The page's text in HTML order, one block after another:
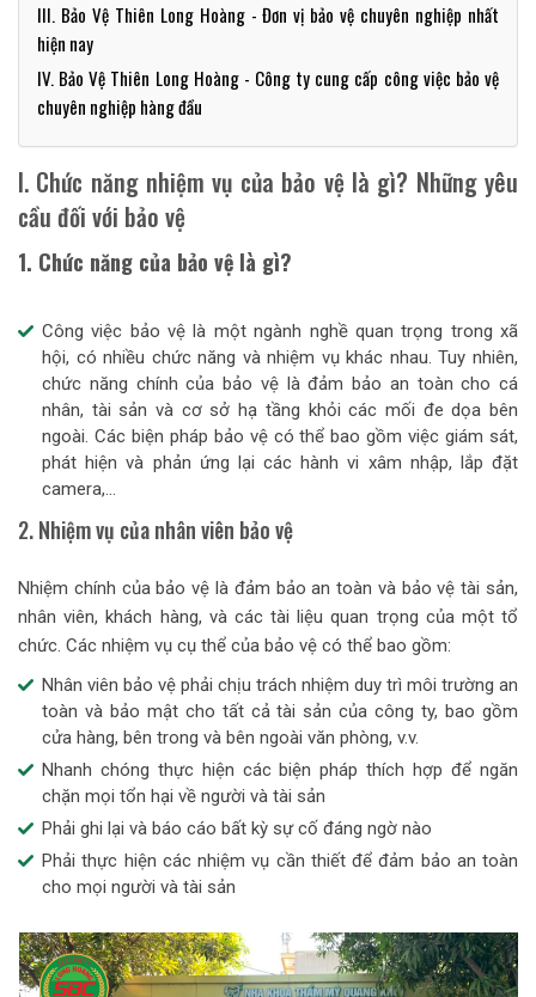
III. Bảo Vệ Thiên Long Hoàng - Đơn vị bảo vệ chuyên nghiệp nhất
hiện nay
IV. Bảo Vệ Thiên Long Hoàng - Công ty cung cấp công việc bảo vệ
chuyên nghiệp hàng đầu
I. Chức năng nhiệm vụ của bảo vệ là gì? Những yêu
cầu đối với bảo vệ
1. Chức năng của bảo vệ là gì?
Công việc bảo vệ là một ngành nghề quan trọng trong xã
hội, có nhiều chức năng và nhiệm vụ khác nhau. Tuy nhiên,
chức năng chính của bảo vệ là đảm bảo an toàn cho cá
nhân, tài sản và cơ sở hạ tầng khỏi các mối đe dọa bên
ngoài. Các biện pháp bảo vệ có thể bao gồm việc giám sát,
phát hiện và phản ứng lại các hành vi xâm nhập, lắp đặt
camera,...
2. Nhiệm vụ của nhân viên bảo vệ
Nhiệm chính của bảo vệ là đảm bảo an toàn và bảo vệ tài sản,
nhân viên, khách hàng, và các tài liệu quan trọng của một tổ
chức. Các nhiệm vụ cụ thể của bảo vệ có thể bao gồm:
Nhân viên bảo vệ phải chịu trách nhiệm duy trì môi trường an
toàn và bảo mật cho tất cả tài sản của công ty, bao gồm
cửa hàng, bên trong và bên ngoài văn phòng, v.v.
Nhanh chóng thực hiện các biện pháp thích hợp để ngăn
chặn mọi tổn hại về người và tài sản
Phải ghi lại và báo cáo bất kỳ sự cố đáng ngờ nào
Phải thực hiện các nhiệm vụ cần thiết để đảm bảo an toàn
cho mọi người và tài sản